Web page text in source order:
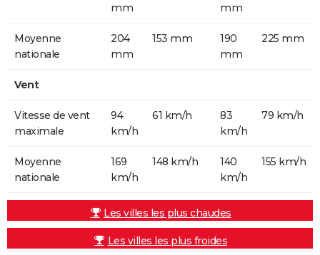
mm
mm
Moyenne
nationale
204
mm
153 mm
190
mm
225 mm
Vent
Vitesse de vent
maximale
94
km/h
61 km/h
83
km/h
79 km/h
Moyenne
nationale
169
km/h
148 km/h
140
km/h
155 km/h
Les villes les plus chaudes
Les villes les plus froides